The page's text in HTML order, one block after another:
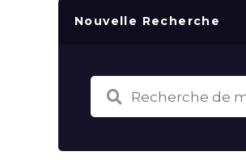
Nouvelle Recherche